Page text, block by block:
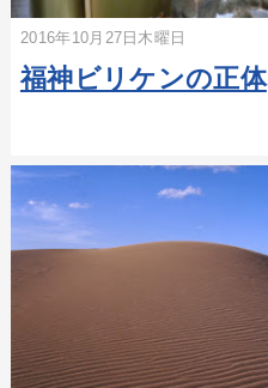
2016年10月27日木曜日
福神ビリケンの正体